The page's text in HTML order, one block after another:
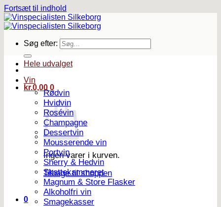
Fortsæt til indhold
Søg efter:
kr.0,00 0
Ingen varer i kurven.
Tilbage til shoppen
0
Hele udvalget
Vin
Rødvin
Hvidvin
Rosévin
Champagne
Dessertvin
Mousserende vin
Portvin
Sherry & Hedvin
Skattekammeret
Magnum & Store Flasker
Alkoholfri vin
Smagekasser